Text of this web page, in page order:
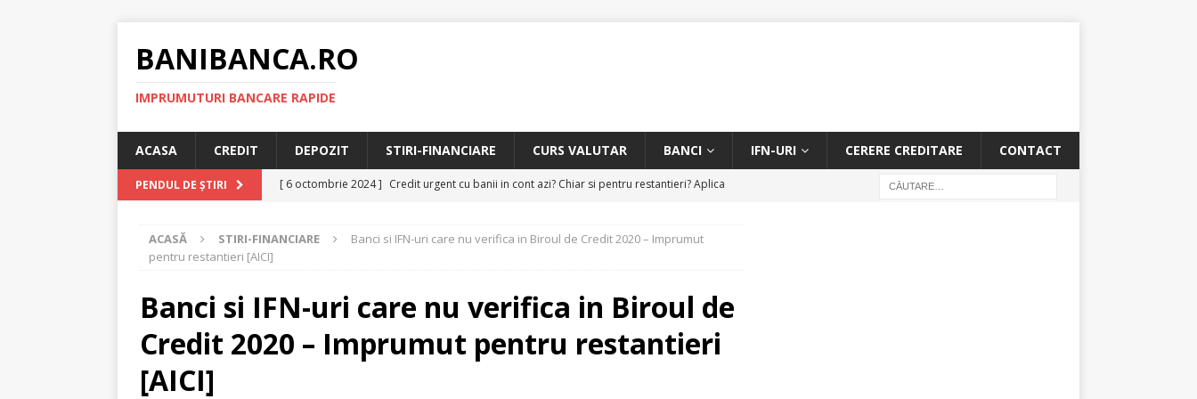
BANIBANCA.RO
IMPRUMUTURI BANCARE RAPIDE
ACASA CREDIT DEPOZIT STIRI-FINANCIARE CURS VALUTAR BANCI IFN-URI CERERE CREDITARE CONTACT
PENDUL DE ȘTIRI [ 6 octombrie 2024 ] Credit urgent cu banii in cont azi? Chiar si pentru restantieri? Aplica
[ 8 septembrie 2024 ] Facem rata creditului mai mica sau iti dam bani in plus? Profita de
[ 11 august 2024 ] Creditarea restantierilor si imbunatatirea scorului financiar
CREDIT
RAPID
Credit online pentru restantieri. Aplica online sau telefonic.
ACASĂ STIRI-FINANCIARE
Banci si IFN-uri care nu verifica in Biroul de Credit 2020 – Imprumut
pentru restantieri [AICI]
Banci si IFN-uri care nu verifica in Biroul de
Credit 2020 – Imprumut pentru restantieri
[AICI]